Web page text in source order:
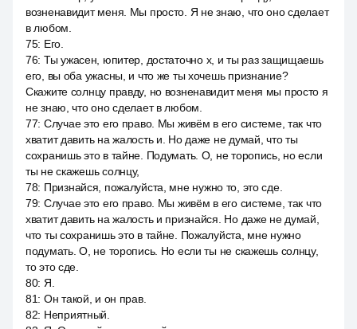
возненавидит меня. Мы просто. Я не знаю, что оно сделает
в любом.
75: Его.
76: Ты ужасен, юпитер, достаточно x, и ты раз защищаешь
его, вы оба ужасны, и что же ты хочешь признание?
Скажите солнцу правду, но возненавидит меня мы просто я
не знаю, что оно сделает в любом.
77: Случае это его право. Мы живём в его системе, так что
хватит давить на жалость и. Но даже не думай, что ты
сохранишь это в тайне. Подумать. О, не торопись, но если
ты не скажешь солнцу,
78: Признайся, пожалуйста, мне нужно то, это сде.
79: Случае это его право. Мы живём в его системе, так что
хватит давить на жалость и признайся. Но даже не думай,
что ты сохранишь это в тайне. Пожалуйста, мне нужно
подумать. О, не торопись. Но если ты не скажешь солнцу,
то это сде.
80: Я.
81: Он такой, и он прав.
82: Неприятный.